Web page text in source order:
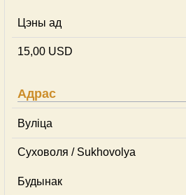
Цэны ад
15,00 USD
Адрас
Вуліца
Суховоля / Sukhovolya
Будынак